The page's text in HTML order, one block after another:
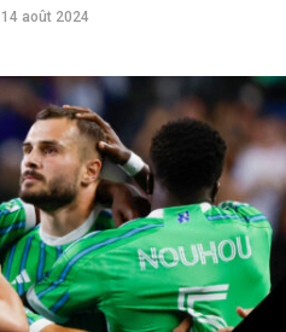
14 août 2024